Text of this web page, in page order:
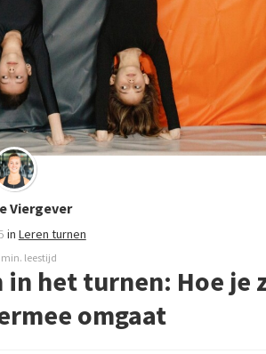
Viergever
in Leren turnen
min. leestijd
het turnen: Hoe je
omgaat